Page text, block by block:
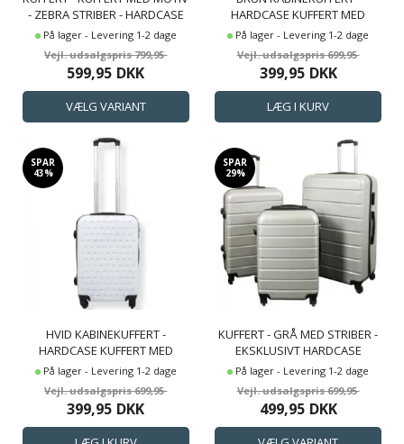
- ZEBRA STRIBER - HARDCASE
LETVÆGT KUFFERT
På lager - Levering 1-2 dage
799,95
599,95 DKK
HARDCASE KUFFERT MED
HJERTER - STØDSIKKERT
POLYPROPYLEN -
REJSEKUFFERT
På lager - Levering 1-2 dage
699,95
399,95 DKK
SPAR
43%
HVID KABINEKUFFERT -
HARDCASE KUFFERT MED
HJERTER - STØDSIKKERT
POLYPROPYLEN -
REJSEKUFFERT
På lager - Levering 1-2 dage
699,95
399,95 DKK
SPAR
29%
KUFFERT - GRÅ MED STRIBER -
EKSKLUSIVT HARDCASE
LETVÆGT KUFFERT
På lager - Levering 1-2 dage
699,95
499,95 DKK